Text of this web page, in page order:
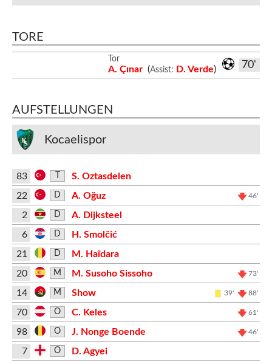
TORE
70'
Tor
A. Çınar (Assist: D. Verde)
AUFSTELLUNGEN
Kocaelispor
83
S. Oztasdelen
22
D A. Oğuz 46'
2 D
A. Dijksteel
6
D
H. Smolčić
21
D
M. Haïdara
20
M M. Susoho Sissoho 73'
14 M Show 39' 88'
70 O C. Keles 61'
98 O J. Nonge Boende 46'
7 O
D. Agyei